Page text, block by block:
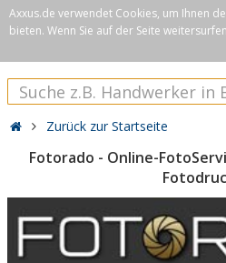
Axxus.de verwendet Cookies, um Ihnen
bieten. Wenn Sie auf der Seite
Zurück zur Startseite
Fotorado - Online-